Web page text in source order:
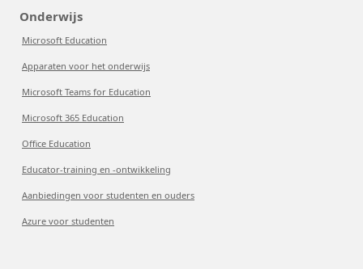
Onderwijs
Microsoft Education
Apparaten voor het onderwijs
Microsoft Teams for Education
Microsoft 365 Education
Office Education
Educator-training en -ontwikkeling
Aanbiedingen voor studenten en ouders
Azure voor studenten